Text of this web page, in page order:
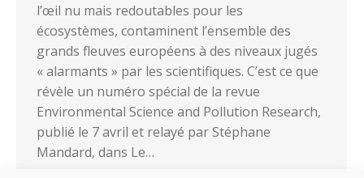
l’œil nu mais redoutables pour les
écosystèmes, contaminent l’ensemble des
grands fleuves européens à des niveaux jugés
« alarmants » par les scientifiques. C’est ce que
révèle un numéro spécial de la revue
Environmental Science and Pollution Research,
publié le 7 avril et relayé par Stéphane
Mandard, dans Le…